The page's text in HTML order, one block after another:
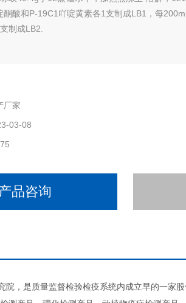
酮酸和P-19C1吖啶黄素各1支制成LB1，每
制成LB2.
厂家
03-08
产品咨询
，是质量监督检验检疫系统内成立早的一家股